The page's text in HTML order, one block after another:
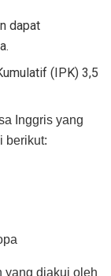
dapat
(IPK) 3,5
Inggris yang
berikut:
yang diakui oleh